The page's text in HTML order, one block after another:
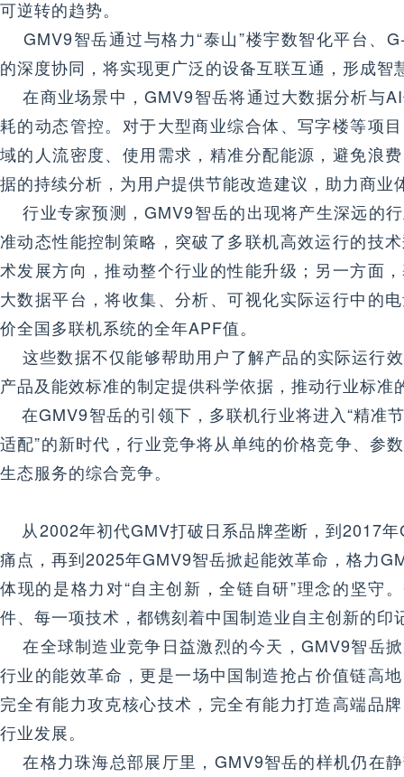
可逆转的趋势。
GMV9智岳通过与格力“泰山”楼宇数智化平台、
的深度协同，将实现更广泛的设备互联互通，形成智
在商业场景中，GMV9智岳将通过大数据分析与
耗的动态管控。对于大型商业综合体、写字楼等项
域的人流密度、使用需求，精准分配能源，避免浪
据的持续分析，为用户提供节能改造建议，助力商业
行业专家预测，GMV9智岳的出现将产生深远的
准动态性能控制策略，突破了多联机高效运行的技
术发展方向，推动整个行业的性能升级；另一方面
大数据平台，将收集、分析、可视化实际运行中的
价全国多联机系统的全年APF值。
这些数据不仅能够帮助用户了解产品的实际运行
产品及能效标准的制定提供科学依据，推动行业标准
在GMV9智岳的引领下，多联机行业将进入“精准
适配”的新时代，行业竞争将从单纯的价格竞争、参
生态服务的综合竞争。
从2002年初代GMV打破日系品牌垄断，到2017年
痛点，再到2025年GMV9智岳掀起能效革命，格力
体现的是格力对“自主创新，全链自研”理念的坚守
件、每一项技术，都镌刻着中国制造业自主创新的印
在全球制造业竞争日益激烈的今天，GMV9智岳
行业的能效革命，更是一场中国制造抢占价值链高
完全有能力攻克核心技术，完全有能力打造高端品
行业发展。
在格力珠海总部展厅里，GMV9智岳的样机仍在